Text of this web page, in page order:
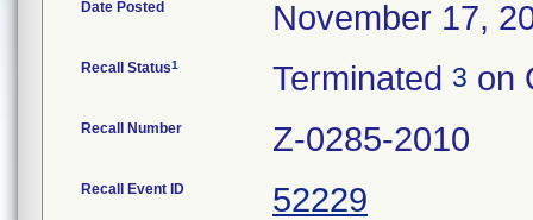
Date Posted November 17,
Recall Status1 Terminated 3 on
Recall Number Z-0285-2010
Recall Event ID 52229